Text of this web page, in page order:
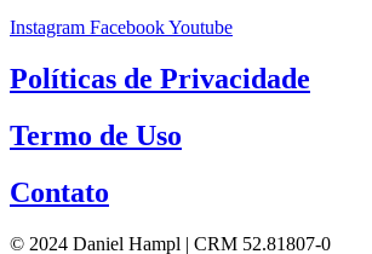
Instagram FacebookYoutube
Políticas de Privacidade
Termo de Uso
Contato
© 2024 Daniel Hampl | CRM 52.81807-0